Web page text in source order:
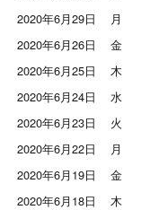
2020年6月29日
月
2020年6月26日
金
2020年6月25日
木
2020年6月24日
水
2020年6月23日
火
2020年6月22日
月
2020年6月19日
金
2020年6月18日
木